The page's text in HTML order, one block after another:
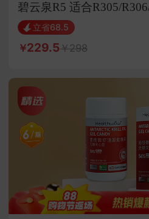
碧云泉R5 适合R305/
（选组合更优惠）
立省68.5
229.5 298